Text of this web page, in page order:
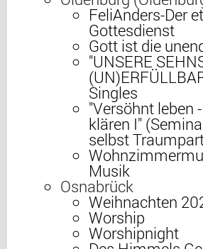
FeliAnders-Der
Gottesdienst
Gott ist die
"UNSERE
Singles
"Versöhnt leben
klären I"
selbst
Musik
Osnabrück
Weihnachten
Worship
Worshipnight